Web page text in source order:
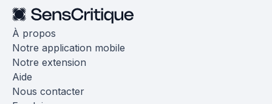
À propos
Notre application mobile
Notre extension
Aide
Nous contacter